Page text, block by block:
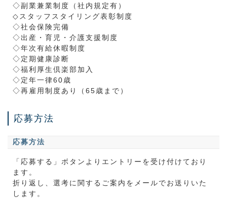
◇副業兼業制度（社内規定有）
◇スタッフスタイリング表彰制度
◇社会保険完備
◇出産・育児・介護支援制度
◇年次有給休暇制度
◇定期健康診断
◇福利厚生倶楽部加入
◇定年一律60歳
◇再雇用制度あり（65歳まで）
応募方法
応募方法
「応募する」ボタンよりエントリーを受け付けており
ます。
折り返し、選考に関するご案内をメールでお送りいた
します。